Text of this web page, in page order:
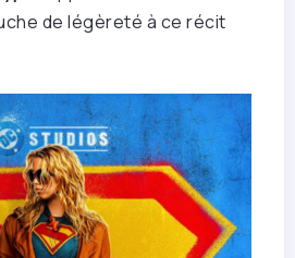
de légèreté à ce récit